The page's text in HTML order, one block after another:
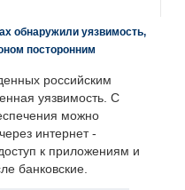
обнаружили уязвимость,
посторонним
российским
уязвимость. С
можно
интернет -
к приложениям и
банковские.